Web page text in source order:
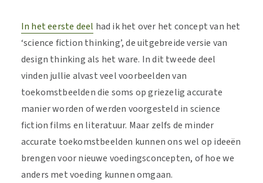
In het eerste deel had ik het over het concept van het
‘science fiction thinking’, de uitgebreide versie van
design thinking als het ware. In dit tweede deel
vinden jullie alvast veel voorbeelden van
toekomstbeelden die soms op griezelig accurate
manier worden of werden voorgesteld in science
fiction films en literatuur. Maar zelfs de minder
accurate toekomstbeelden kunnen ons wel op ideeën
brengen voor nieuwe voedingsconcepten, of hoe we
anders met voeding kunnen omgaan.